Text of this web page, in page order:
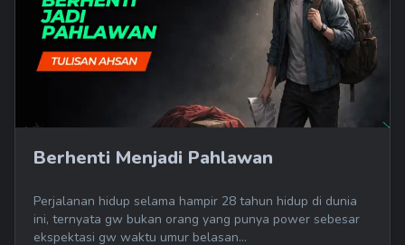
Berhenti Menjadi Pahlawan
Perjalanan hidup selama hampir 28 tahun hidup di dunia
ini, ternyata gw bukan orang yang punya power sebesar
ekspektasi gw waktu umur belasan...